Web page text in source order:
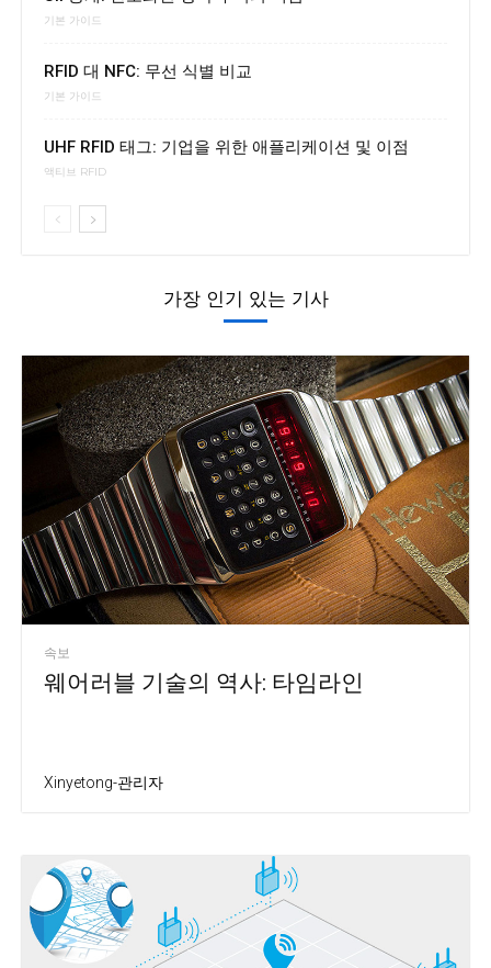
기본 가이드
RFID 대 NFC: 무선 식별 비교
기본 가이드
UHF RFID 태그: 기업을 위한 애플리케이션 및 이점
액티브 RFID
가장 인기 있는 기사
속보
웨어러블 기술의 역사: 타임라인
Xinyetong-관리자